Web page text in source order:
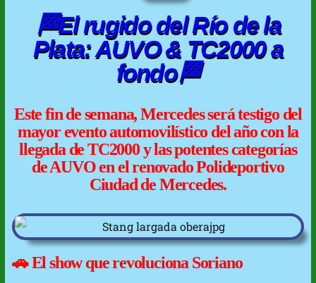
🏁El rugido del Río de la
Plata: AUVO & TC2000 a
fondo🏁
Este fin de semana, Mercedes será testigo del
mayor evento automovilístico del año con la
llegada de TC2000 y las potentes categorías
de AUVO en el renovado Polideportivo
Ciudad de Mercedes.
🚗 El show que revoluciona Soriano